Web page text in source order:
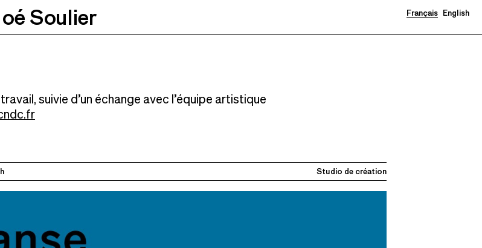
Soulier Français English
suivie d’un échange avec l’équipe artistique
Studio de création